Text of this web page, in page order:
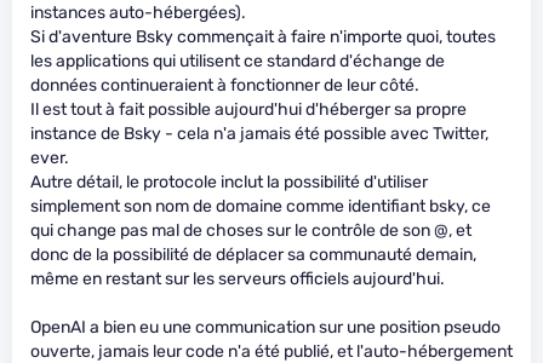
instances auto-hébergées).
Si d'aventure Bsky commençait à faire n'importe quoi, toutes
les applications qui utilisent ce standard d'échange de
données continueraient à fonctionner de leur côté.
Il est tout à fait possible aujourd'hui d'héberger sa propre
instance de Bsky - cela n'a jamais été possible avec Twitter,
ever.
Autre détail, le protocole inclut la possibilité d'utiliser
simplement son nom de domaine comme identifiant bsky, ce
qui change pas mal de choses sur le contrôle de son @, et
donc de la possibilité de déplacer sa communauté demain,
même en restant sur les serveurs officiels aujourd'hui.
OpenAI a bien eu une communication sur une position pseudo
ouverte, jamais leur code n'a été publié, et l'auto-hébergement